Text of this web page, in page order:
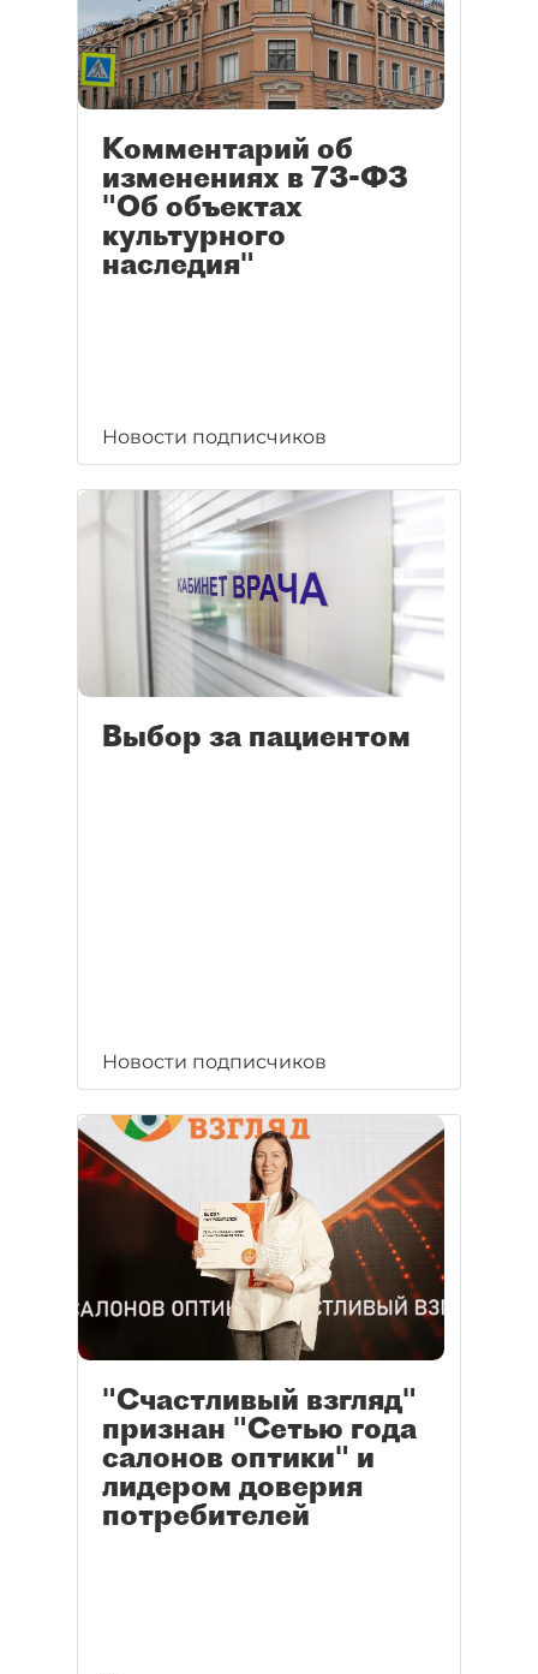
Комментарий об
изменениях в 73-ФЗ
"Об объектах
культурного
наследия"
Новости подписчиков
Выбор за пациентом
Новости подписчиков
"Счастливый взгляд"
признан "Сетью года
салонов оптики" и
лидером доверия
потребителей